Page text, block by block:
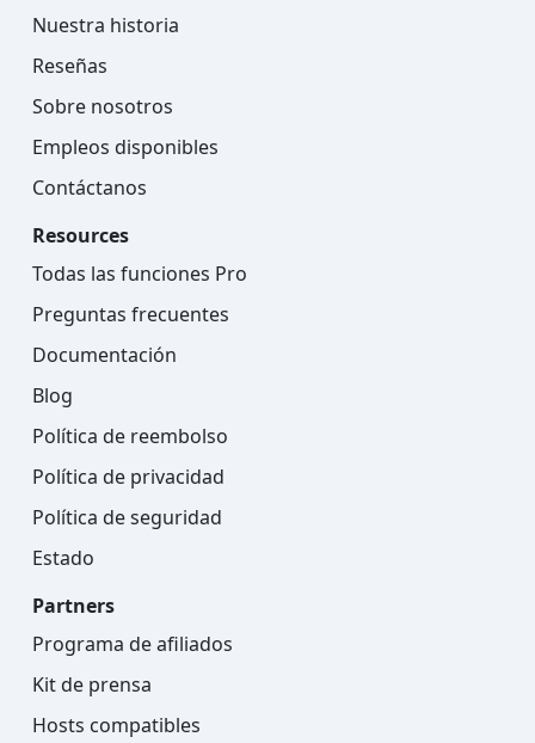
Nuestra historia
Reseñas
Sobre nosotros
Empleos disponibles
Contáctanos
Resources
Todas las funciones Pro
Preguntas frecuentes
Documentación
Blog
Política de reembolso
Política de privacidad
Política de seguridad
Estado
Partners
Programa de afiliados
Kit de prensa
Hosts compatibles